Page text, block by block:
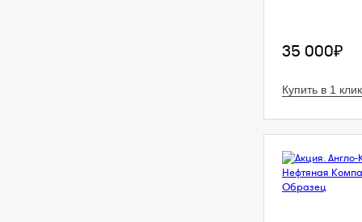
35 000₽
Купить в 1 клик